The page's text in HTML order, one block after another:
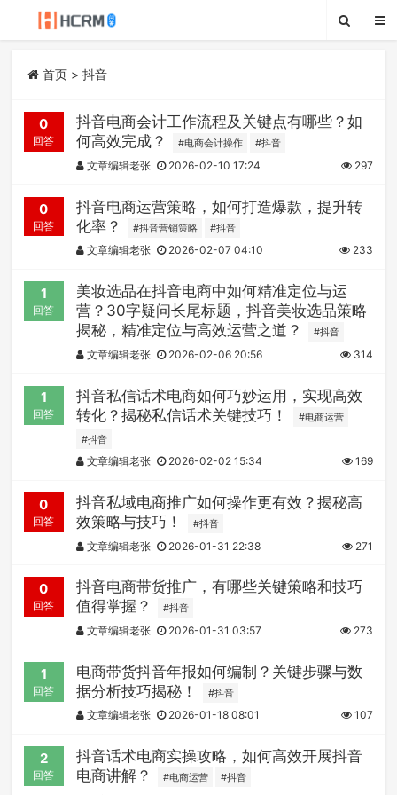
首页 > 抖音
0
回答
抖音电商会计工作流程及关键点有哪些？如
何高效完成？
#电商会计操作 #抖音
文章编辑老张 2026-02-10 17:24 297
0
回答
抖音电商运营策略，如何打造爆款，提升转
化率？
#抖音营销策略 #抖音
文章编辑老张 2026-02-07 04:10 233
1
回答
美妆选品在抖音电商中如何精准定位与运
营？30字疑问长尾标题，抖音美妆选品策略
揭秘，精准定位与高效运营之道？
#抖音
文章编辑老张 2026-02-06 20:56 314
1
回答
抖音私信话术电商如何巧妙运用，实现高效
转化？揭秘私信话术关键技巧！
#电商运营
#抖音
文章编辑老张 2026-02-02 15:34 169
0
回答
抖音私域电商推广如何操作更有效？揭秘高
效策略与技巧！
#抖音
文章编辑老张 2026-01-31 22:38 271
0
回答
抖音电商带货推广，有哪些关键策略和技巧
值得掌握？
#抖音
文章编辑老张 2026-01-31 03:57 273
1
回答
电商带货抖音年报如何编制？关键步骤与数
据分析技巧揭秘！
#抖音
文章编辑老张 2026-01-18 08:01 107
2
回答
抖音话术电商实操攻略，如何高效开展抖音
电商讲解？
#电商运营 #抖音